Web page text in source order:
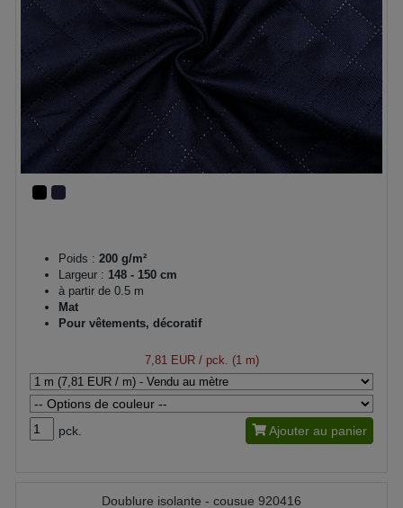
Poids : 200 g/m²
Largeur : 148 - 150 cm
à partir de 0.5 m
Mat
Pour vêtements, décoratif
7,81 EUR/ pck. (1 m)
pck. Ajouter au panier
Doublure isolante - cousue 920416